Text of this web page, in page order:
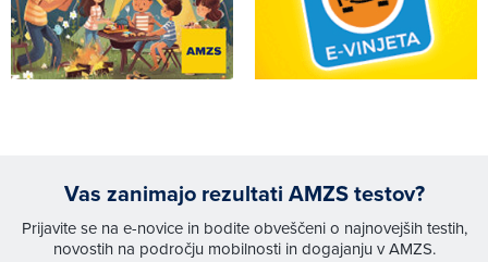
Vas zanimajo rezultati AMZS testov?
Prijavite se na e-novice in bodite obveščeni o najnovejših testih,
novostih na področju mobilnosti in dogajanju v AMZS.